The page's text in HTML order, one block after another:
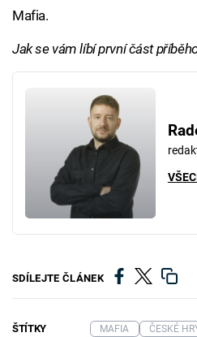
Mafia.
Jak se vám líbí první část
SDÍLEJTE ČLÁNEK
ŠTÍTKY MAFIA ČESKÉ